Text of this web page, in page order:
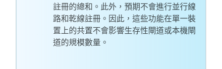
註冊的總和。此外，預期不會進行並行線
路和乾線註冊。因此，這些功能在單一裝
置上的共置不會影響生存性閘道或本機閘
道的規模數量。